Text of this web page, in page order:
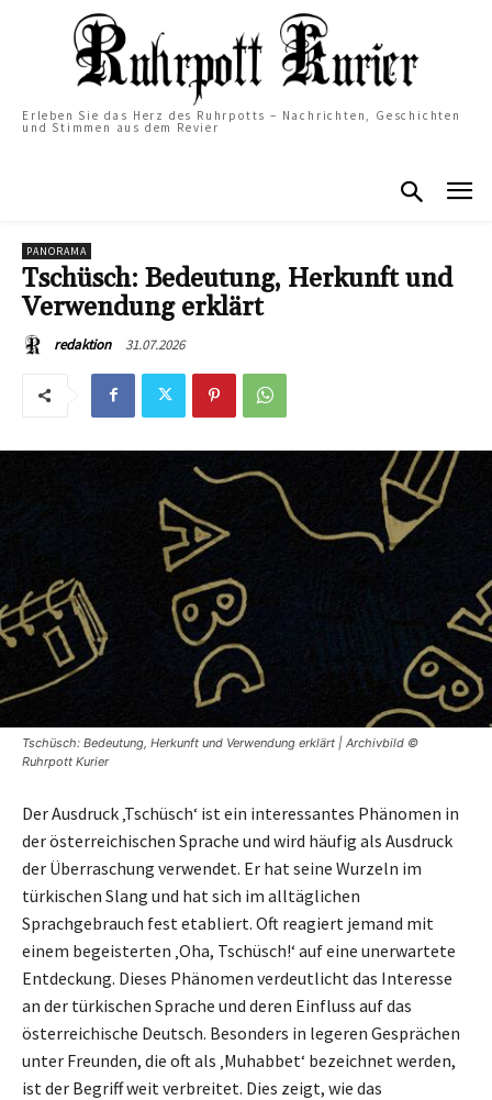
Erleben Sie das Herz des Ruhrpotts – Nachrichten, Geschichten
und Stimmen aus dem Revier
PANORAMA
Tschüsch: Bedeutung, Herkunft und
Verwendung erklärt
redaktion 31.07.2026
Tschüsch: Bedeutung, Herkunft und Verwendung erklärt | Archivbild ©
Ruhrpott Kurier
Der Ausdruck ‚Tschüsch‘ ist ein interessantes Phänomen in
der österreichischen Sprache und wird häufig als Ausdruck
der Überraschung verwendet. Er hat seine Wurzeln im
türkischen Slang und hat sich im alltäglichen
Sprachgebrauch fest etabliert. Oft reagiert jemand mit
einem begeisterten ‚Oha, Tschüsch!‘ auf eine unerwartete
Entdeckung. Dieses Phänomen verdeutlicht das Interesse
an der türkischen Sprache und deren Einfluss auf das
österreichische Deutsch. Besonders in legeren Gesprächen
unter Freunden, die oft als ‚Muhabbet‘ bezeichnet werden,
ist der Begriff weit verbreitet. Dies zeigt, wie das